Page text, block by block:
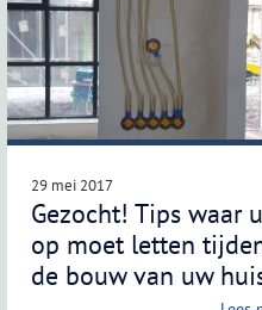
29 mei 2017
Gezocht! Tips waar u
op moet letten
de bouw van uw